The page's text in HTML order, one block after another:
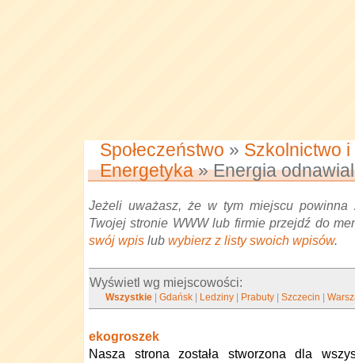
Społeczeństwo » Szkolnictwo
Energetyka» Energia
Jeżeli uważasz, że w tym miejscu powinna
Twojej stronie WWW lub firmie przejdź do
swój wpis lub wybierz z listy swoich wpisów.
Wyświetl wg miejscowości:
Wszystkie |Gdańsk Ledziny Prabuty |Szczecin |
ekogroszek
Nasza strona została stworzona dla